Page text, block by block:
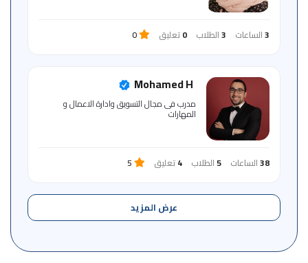
3الساعات 3الطلاب 0تعليق 0
Mohamed H
مدرب فى مجال التسويق وادارة الاعمال و
المهارات
38الساعات 5الطلاب 4تعليق 5
عرض المزيد